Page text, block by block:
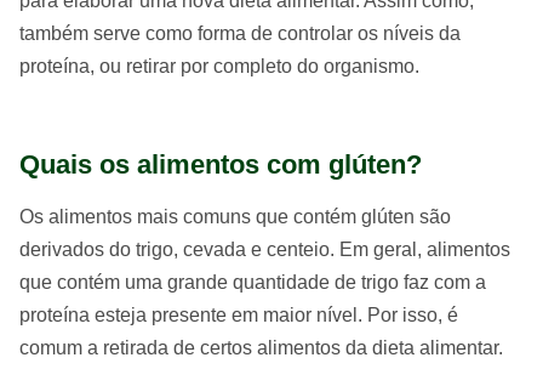
também serve como forma de controlar os níveis da
proteína, ou retirar por completo do organismo.
Quais os alimentos com glúten?
Os alimentos mais comuns que contém glúten são
derivados do trigo, cevada e centeio. Em geral, alimentos
que contém uma grande quantidade de trigo faz com a
proteína esteja presente em maior nível. Por isso, é
comum a retirada de certos alimentos da dieta alimentar.